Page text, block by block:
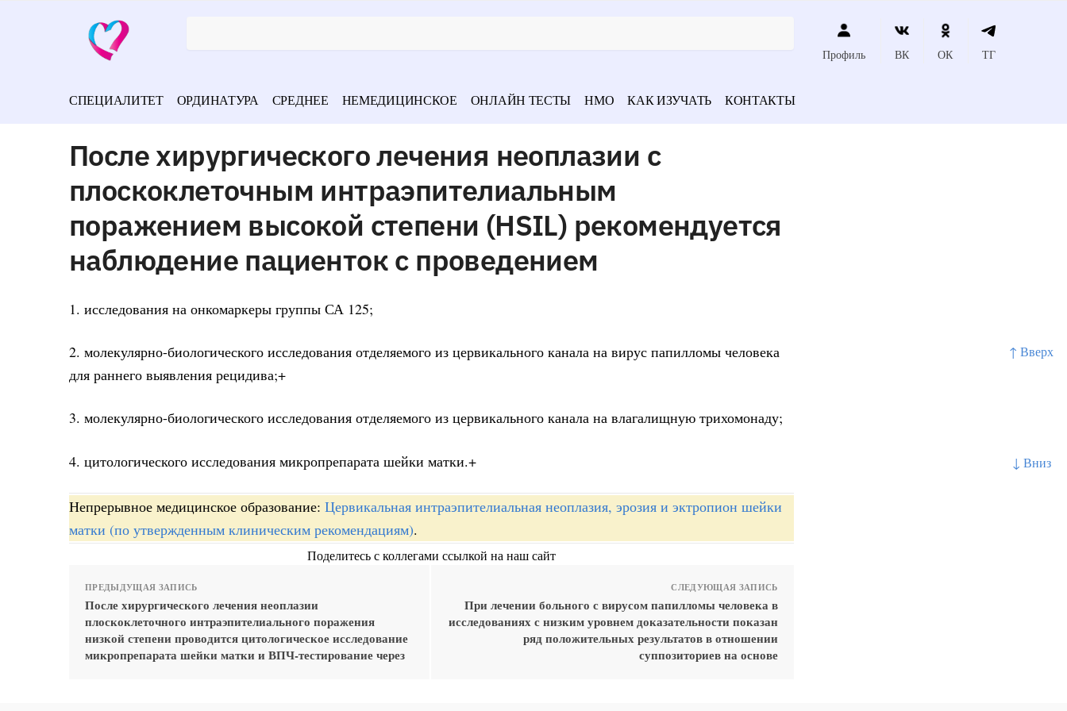
↑ Вверх
↓ Вниз
Профиль ВК ОК ТГ
СПЕЦИАЛИТЕТ ОРДИНАТУРА СРЕДНЕЕ НЕМЕДИЦИНСКОЕ ОНЛАЙН ТЕСТЫ НМО КАК ИЗУЧАТЬ КОНТАКТЫ
После хирургического лечения неоплазии с
плоскоклеточным интраэпителиальным
поражением высокой степени (HSIL) рекомендуется
наблюдение пациенток с проведением
1. исследования на онкомаркеры группы СА 125;
2. молекулярно-биологического исследования отделяемого из цервикального канала на вирус папилломы человека
для раннего выявления рецидива;+
3. молекулярно-биологического исследования отделяемого из цервикального канала на влагалищную трихомонаду;
4. цитологического исследования микропрепарата шейки матки.+
Непрерывное медицинское образование: Цервикальная интраэпителиальная неоплазия, эрозия и эктропион шейки
матки (по утвержденным клиническим рекомендациям).
Поделитесь с коллегами ссылкой на наш сайт
ПРЕДЫДУЩАЯ ЗАПИСЬ
После хирургического лечения неоплазии
плоскоклеточного интраэпителиального поражения
низкой степени проводится цитологическое исследование
микропрепарата шейки матки и ВПЧ-тестирование через
СЛЕДУЮЩАЯ ЗАПИСЬ
При лечении больного с вирусом папилломы человека в
исследованиях с низким уровнем доказательности показан
ряд положительных результатов в отношении
суппозиториев на основе